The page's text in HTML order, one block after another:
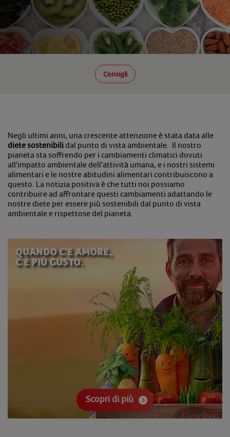
Consigli
Negli ultimi anni, una crescente attenzione è stata data alle
diete sostenibili dal punto di vista ambientale. Il nostro
pianeta sta soffrendo per i cambiamenti climatici dovuti
all'impatto ambientale dell'attività umana, e i nostri sistemi
alimentari e le nostre abitudini alimentari contribuiscono a
questo. La notizia positiva è che tutti noi possiamo
contribuire ad affrontare questi cambiamenti adattando le
nostre diete per essere più sostenibili dal punto di vista
ambientale e rispettose del pianeta.
QUANDO C'È AMORE,
C'È PIÙ GUSTO.
Scopri di più